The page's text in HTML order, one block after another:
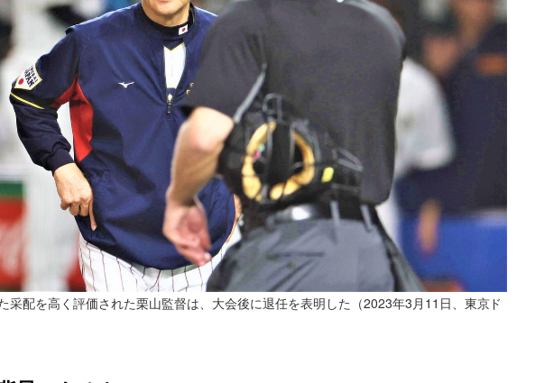
采配を高く評価された栗山監督は、大会後に退任を表明した（2023年3月11日、東京ド